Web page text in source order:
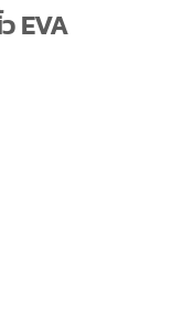
EVA